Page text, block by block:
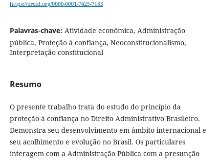
https://orcid.org/0000-0001-7425-7165
Palavras-chave: Atividade econômica, Administração
pública, Proteção à confiança, Neoconstitucionalismo,
Interpretação constitucional
Resumo
O presente trabalho trata do estudo do princípio da
proteção à confiança no Direito Administrativo Brasileiro.
Demonstra seu desenvolvimento em âmbito internacional e
seu acolhimento e evolução no Brasil. Os particulares
interagem com a Administração Pública com a presunção